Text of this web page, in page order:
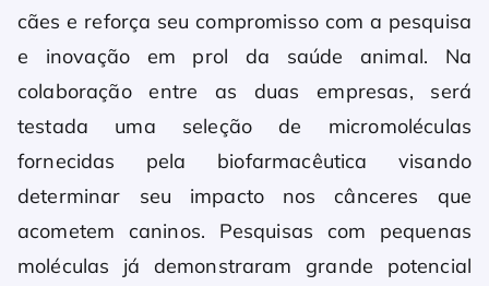
cães e reforça seu compromisso com a pesquisa
e inovação em prol da saúde animal. Na
colaboração entre as duas empresas, será
testada uma seleção de micromoléculas
fornecidas pela biofarmacêutica visando
determinar seu impacto nos cânceres que
acometem caninos. Pesquisas com pequenas
moléculas já demonstraram grande potencial